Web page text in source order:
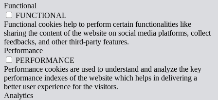
Functional
FUNCTIONAL
Functional cookies help to perform certain functionalities like
sharing the content of the website on social media platforms, collect
feedbacks, and other third-party features.
Performance
PERFORMANCE
Performance cookies are used to understand and analyze the key
performance indexes of the website which helps in delivering a
better user experience for the visitors.
Analytics